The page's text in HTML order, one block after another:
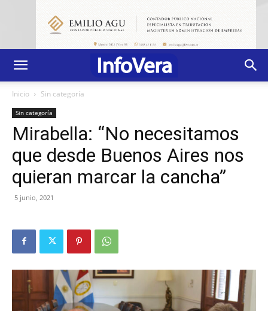
Inicio Sin categoría
Sin categoría
Mirabella: “No necesitamos
que desde Buenos Aires nos
quieran marcar la cancha”
5 junio, 2021